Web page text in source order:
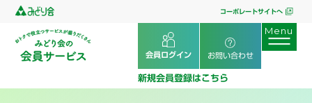
コーポレートサイトへ
会員ログイン
新規会員登録はこちら
お問い合わせ